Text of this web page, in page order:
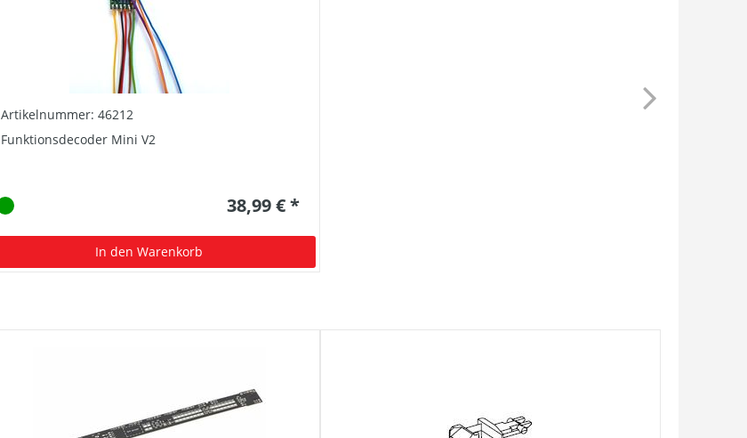
Artikelnummer: 46212
Funktionsdecoder Mini V2
38,99 € *
In den Warenkorb